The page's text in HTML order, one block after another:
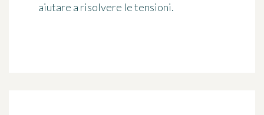
aiutare a risolvere le tensioni.